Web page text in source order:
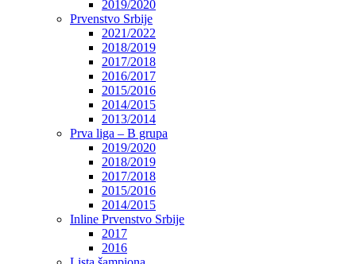
2019/2020
Prvenstvo Srbije
2021/2022
2018/2019
2017/2018
2016/2017
2015/2016
2014/2015
2013/2014
Prva liga – B grupa
2019/2020
2018/2019
2017/2018
2015/2016
2014/2015
Inline Prvenstvo Srbije
2017
2016